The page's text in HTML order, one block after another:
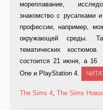
мореплавание,
знакомство с русалками
профессии, например,
окружающей среды.
тематических
состоится 21 июня, а
One и PlayStation 4.
The Sims 4, The Sims